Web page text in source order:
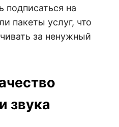
подписаться на
пакеты услуг, что
за ненужный
звука